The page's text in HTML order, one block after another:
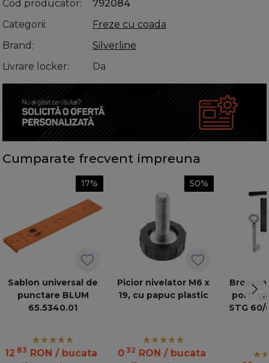
Cod producator
792084
Categorii
Freze cu coada
Brand
Silverline
Livrare locker
Da
Cumparate frecvent impreuna
17%
Sablon universal de
punctare BLUM
65.5340.01
12 83 RON / bucata
50%
Picior nivelator M6 x
19, cu papuc plastic
032 RON / bucata
porti
STG 60/